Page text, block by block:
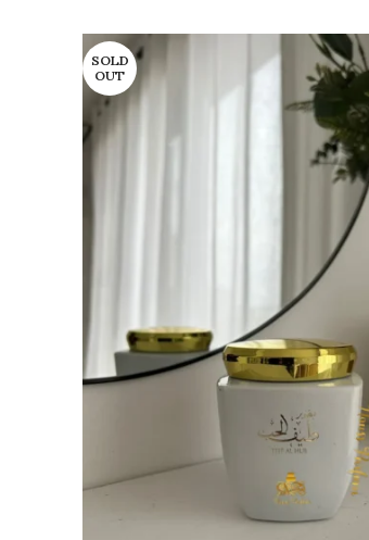
SOLD
OUT